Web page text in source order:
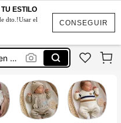
CONSEGUIR
ESTILO
dto.!Usar el
Ropa Para Recién Nacidos Niña
Ropa De Bebe Recien Nacido
Ropa Tejida Para Recien Nacida
Ropa Para Recién Nacidos Niña
Ropa De Bebe Recien Nacido